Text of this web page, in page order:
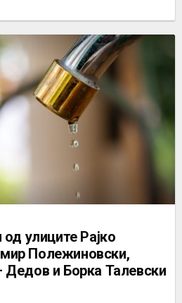
улиците Рајко
Полежиновски,
и Борка Талевски